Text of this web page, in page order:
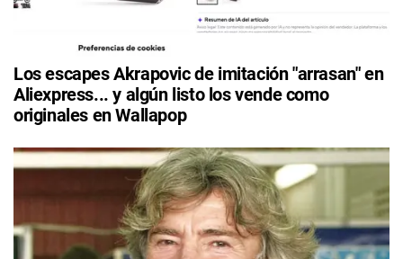
Los escapes Akrapovic de imitación "arrasan" en
Aliexpress... y algún listo los vende como
originales en Wallapop